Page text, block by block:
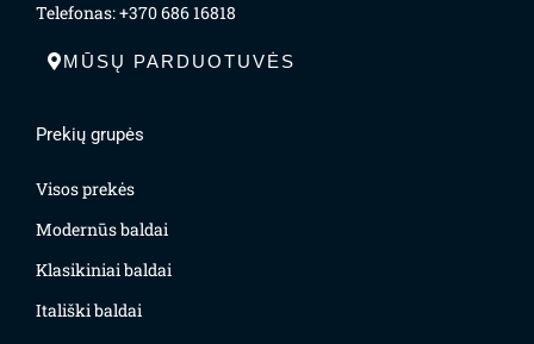
Telefonas: +370 686 16818
MŪSŲ PARDUOTUVĖS
Prekių grupės
Visos prekės
Modernūs baldai
Klasikiniai baldai
Itališki baldai